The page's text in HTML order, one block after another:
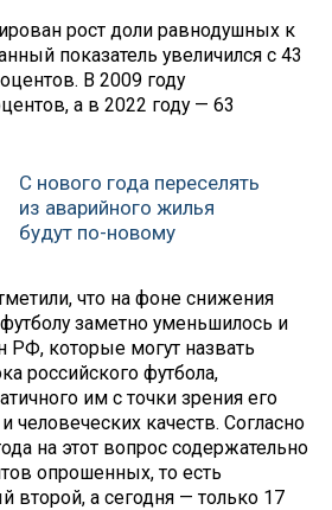
рост доли равнодушных к
показатель увеличился с 43
В 2009 году
а в 2022 году — 63
С нового года переселять
из аварийного жилья
будут по-новому
что на фоне снижения
заметно уменьшилось и
РФ, которые могут назвать
российского футбола,
им с точки зрения его
человеческих качеств. Согласно
на этот вопрос содержательно
опрошенных, то есть
второй, а сегодня — только 17